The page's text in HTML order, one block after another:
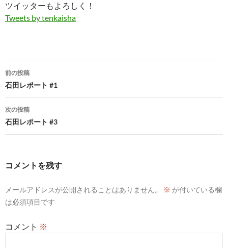
ツイッターもよろしく！
Tweets by tenkaisha
投
稿
ナ
ビ
ゲ
ョ
前の投稿
石田レポート #1
次の投稿
石田レポート #3
コメントを残す
メールアドレスが公開されることはありません。 ※ が付いている欄
は必須項目です
コメント ※